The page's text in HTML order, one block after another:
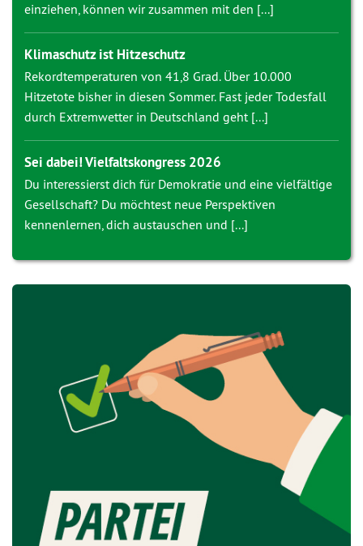
einziehen, können wir zusammen mit den [...]
Klimaschutz ist Hitzeschutz
Rekordtemperaturen von 41,8 Grad. Über 10.000
Hitzetote bisher in diesen Sommer. Fast jeder Todesfall
durch Extremwetter in Deutschland geht [...]
Sei dabei! Vielfaltskongress 2026
Du interessierst dich für Demokratie und eine vielfältige
Gesellschaft? Du möchtest neue Perspektiven
kennenlernen, dich austauschen und [...]